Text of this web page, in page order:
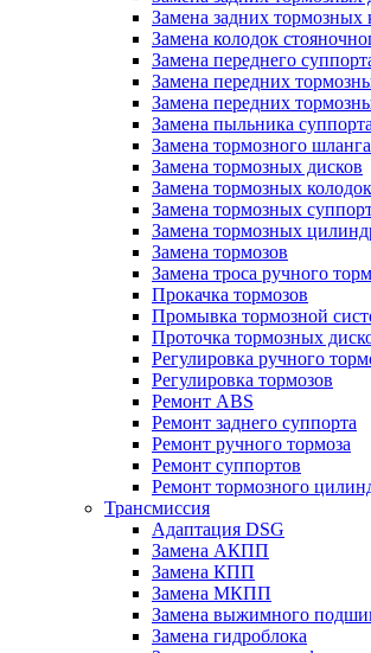
Замена задних тормозных
Замена колодок
Замена переднего
Замена передних
Замена передних
Замена пыльника суппорта
Замена тормозного шланга
Замена тормозных дисков
Замена тормозных колодок
Замена тормозных
Замена тормозных
Замена тормозов
Замена троса ручного
Прокачка тормозов
Промывка тормозной
Проточка тормозных
Регулировка ручного
Регулировка тормозов
Ремонт ABS
Ремонт заднего суппорта
Ремонт ручного тормоза
Ремонт суппортов
Ремонт тормозного
Трансмиссия
Адаптация DSG
Замена АКПП
Замена КПП
Замена МКПП
Замена выжимного
Замена гидроблока